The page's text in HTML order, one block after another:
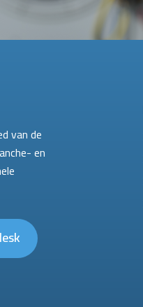
van de
en